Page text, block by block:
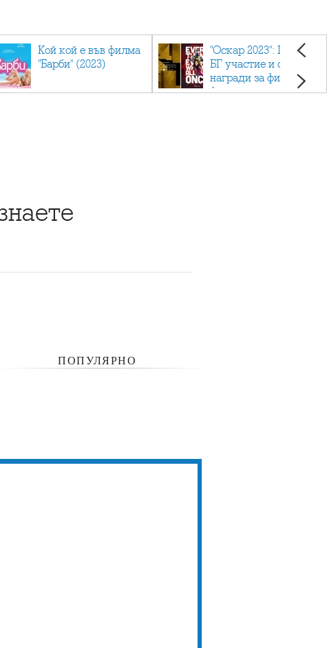
Кой кой е във филма
"Барби" (2023)
"Оскар 2023": Приз с
БГ участие и седем
награди за филма
фаворит
ПОПУЛЯРНО